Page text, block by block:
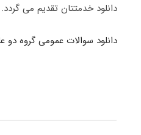
دانلود خدمتتان تقدیم می گردد.
دانلود سوالات عمومی گروه دو علوم